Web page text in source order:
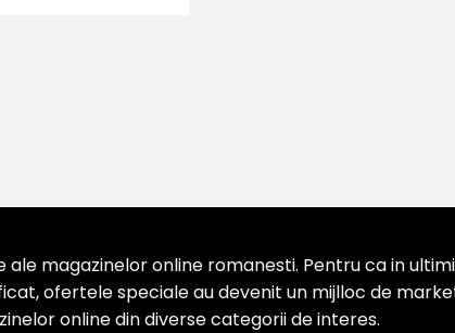
magazinelor online romanesti. Pentru ca in
ofertele speciale au devenit un mijlloc de
online din diverse categorii de interes.